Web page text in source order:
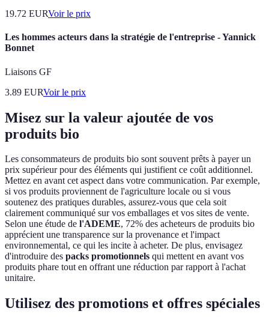
19.72 EURVoir le prix
Les hommes acteurs dans la stratégie de l'entreprise - Yannick
Bonnet
Liaisons GF
3.89 EURVoir le prix
Misez sur la valeur ajoutée de vos
produits bio
Les consommateurs de produits bio sont souvent prêts à payer un
prix supérieur pour des éléments qui justifient ce coût additionnel.
Mettez en avant cet aspect dans votre communication. Par exemple,
si vos produits proviennent de l'agriculture locale ou si vous
soutenez des pratiques durables, assurez-vous que cela soit
clairement communiqué sur vos emballages et vos sites de vente.
Selon une étude de l'ADEME, 72% des acheteurs de produits bio
apprécient une transparence sur la provenance et l'impact
environnemental, ce qui les incite à acheter. De plus, envisagez
d'introduire des packs promotionnels qui mettent en avant vos
produits phare tout en offrant une réduction par rapport à l'achat
unitaire.
Utilisez des promotions et offres spéciales